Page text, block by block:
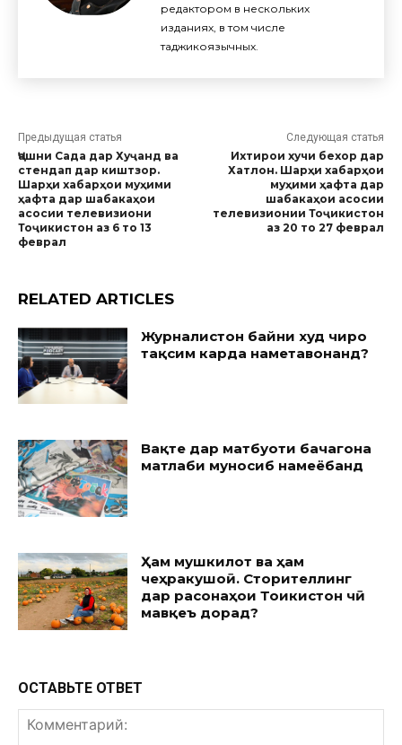
редактором в нескольких
изданиях, в том числе
таджикоязычных.
Предыдущая статья
Ҷашни Сада дар Хуҷанд ва
стендап дар киштзор.
Шарҳи хабарҳои муҳими
ҳафта дар шабакаҳои
асосии телевизиони
Тоҷикистон аз 6 то 13
феврал
Следующая статья
Ихтирои хучи бехор дар
Хатлон. Шарҳи хабарҳои
муҳими ҳафта дар
шабакаҳои асосии
телевизионии Тоҷикистон
аз 20 то 27 феврал
RELATED ARTICLES
Журналистон байни худ чиро
тақсим карда наметавонанд?
Вақте дар матбуоти бачагона
матлаби муносиб намеёбанд
Ҳам мушкилот ва ҳам
чеҳракушоӣ. Сторителлинг
дар расонаҳои Тоҷикистон чӣ
мавқеъ дорад?
ОСТАВЬТЕ ОТВЕТ